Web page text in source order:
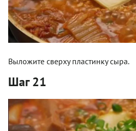
Выложите сверху пластинку сыра.
Шаг 21